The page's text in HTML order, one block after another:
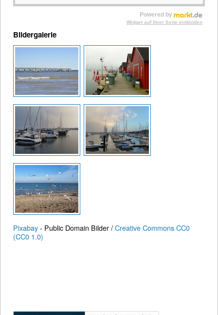
Powered by
Widget auf Ihrer Seite einbinden
Bildergalerie
Pixabay- Public Domain Bilder /Creative Commons CC0
(CC0 1.0)